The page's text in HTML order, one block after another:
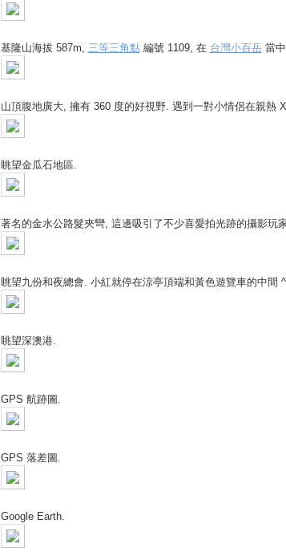
基隆山海拔 587m, 三等三角點編號 1109, 在 台灣小百岳當中
山頂腹地廣大, 擁有 360 度的好視野. 遇到一對小情侶在親熱
眺望金瓜石地區.
著名的金水公路髮夾彎, 這邊吸引了不少喜愛拍光跡的攝影玩
眺望九份和夜總會. 小紅就停在涼亭頂端和黃色遊覽車的中間
眺望深澳港.
GPS 航跡圖.
GPS 落差圖.
Google Earth.